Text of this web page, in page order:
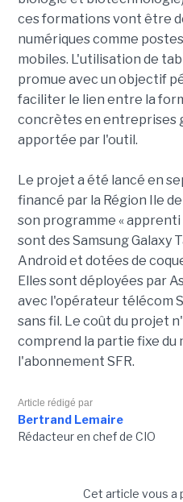
ces formations vont être
numériques comme
mobiles. L'utilisation de
promue avec un objectif
faciliter le lien entre la
concrètes en entreprises
apportée par l'outil.
Le projet a été lancé en
financé par la Région Ile
son programme «
sont des Samsung Galaxy
Android et dotées de
Elles sont déployées par
avec l'opérateur télécom
sans fil. Le coût du projet
comprend la partie fixe du
l'abonnement SFR.
Article rédigé par
Bertrand Lemaire
Rédacteur en chef de CIO
Cet article vous a